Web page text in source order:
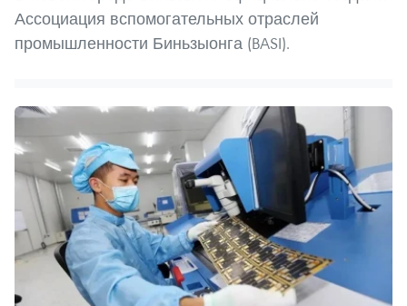
Ассоциация вспомогательных отраслей
промышленности Биньзыонга (BASI).